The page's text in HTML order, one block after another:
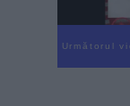
Următorul